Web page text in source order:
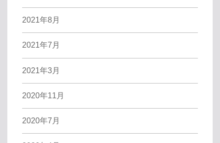
2021年8月
2021年7月
2021年3月
2020年11月
2020年7月